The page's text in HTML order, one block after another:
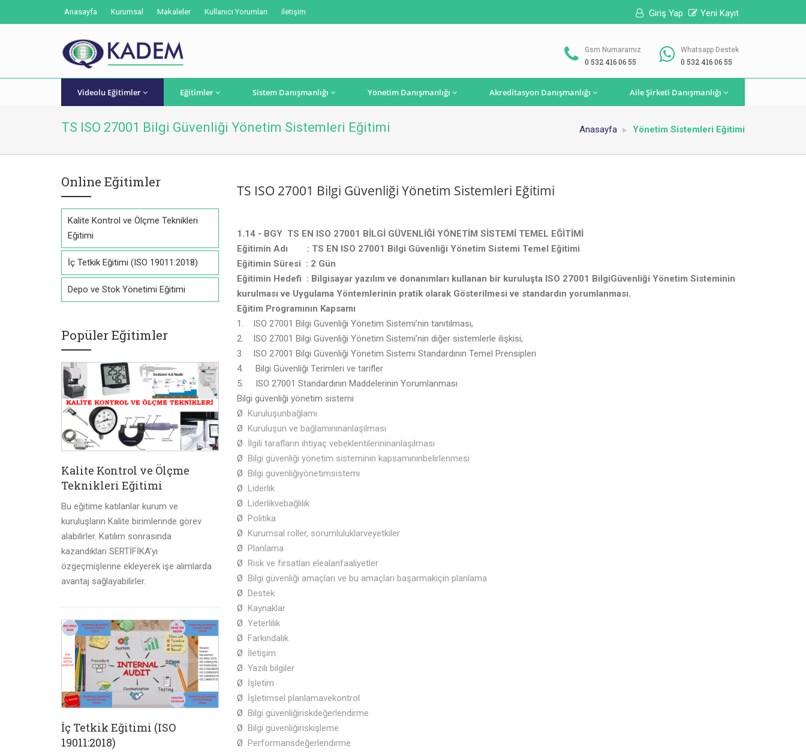
Anasayfa Kurumsal Makaleler Kullanıcı Yorumları iletişim Giriş Yap Yeni Kayıt
Gsm Numaramız
0 532 416 06 55
Whatsapp Destek
0 532 416 06 55
Videolu Eğitimler Eğitimler Sistem Danışmanlığı Yönetim Danışmanlığı Akreditasyon Danışmanlığı Aile Şirketi Danışmanlığı
TS ISO 27001 Bilgi Güvenliği Yönetim Sistemleri Eğitimi Anasayfa Yönetim Sistemleri Eğitimi
TS ISO 27001 Bilgi Güvenliği Yönetim Sistemleri Eğitimi
1.14 - BGY TS EN ISO 27001 BİLGİ GÜVENLİĞİ YÖNETİM SİSTEMİ TEMEL EĞİTİMİ
Eğitimin Adı : TS EN ISO 27001 Bilgi Güvenliği Yönetim Sistemi Temel Eğitimi
Eğitimin Süresi : 2 Gün
Eğitimin Hedefi : Bilgisayar yazılım ve donanımları kullanan bir kuruluşta ISO 27001 BilgiGüvenliği Yönetim Sisteminin
kurulması ve Uygulama Yöntemlerinin pratik olarak Gösterilmesi ve standardın yorumlanması.
Eğitim Programının Kapsamı
1. ISO 27001 Bilgi Güvenliği Yönetim Sistemi’nin tanıtılması,
2. ISO 27001 Bilgi Güvenliği Yönetim Sistemi’nin diğer sistemlerle ilişkisi,
3. ISO 27001 Bilgi Güvenliği Yönetim Sistemi Standardının Temel Prensipleri
4. Bilgi Güvenliği Terimleri ve tarifler
5. ISO 27001 Standardının Maddelerinin Yorumlanması
Bilgi güvenliği yönetim sistemi
Ø Kuruluşunbağlamı
Ø Kuruluşun ve bağlamınınanlaşılması
Ø İlgili tarafların ihtiyaç vebeklentilerininanlaşılması
Ø Bilgi güvenliği yönetim sisteminin kapsamınınbelirlenmesi
Ø Bilgi güvenliğiyönetimsistemi
Ø Liderlik
Ø Liderlikvebağlılık
Ø Politika
Ø Kurumsal roller, sorumluluklarveyetkiler
Ø Planlama
Ø Risk ve fırsatları elealanfaaliyetler
Ø Bilgi güvenliği amaçları ve bu amaçları başarmakiçin planlama
Ø Destek
Ø Kaynaklar
Ø Yeterlilik
Ø Farkındalık
Ø İletişim
Ø Yazılı bilgiler
Ø İşletim
Ø İşletimsel planlamavekontrol
Ø Bilgi güvenliğiriskdeğerlendirme
Ø Bilgi güvenliğiriskişleme
Ø Performansdeğerlendirme
Online Eğitimler
Kalite Kontrol ve Ölçme Teknikleri
Eğitimi
İç Tetkik Eğitimi (ISO 19011:2018)
Depo ve Stok Yönetimi Eğitimi
Popüler Eğitimler
Kalite Kontrol ve Ölçme
Teknikleri Eğitimi
Bu eğitime katılanlar kurum ve
kuruluşların Kalite birimlerinde görev
alabilirler. Katılım sonrasında
kazandıkları SERTİFİKA'yı
özgeçmişlerine ekleyerek işe alımlarda
avantaj sağlayabilirler.
İç Tetkik Eğitimi (ISO
19011:2018)